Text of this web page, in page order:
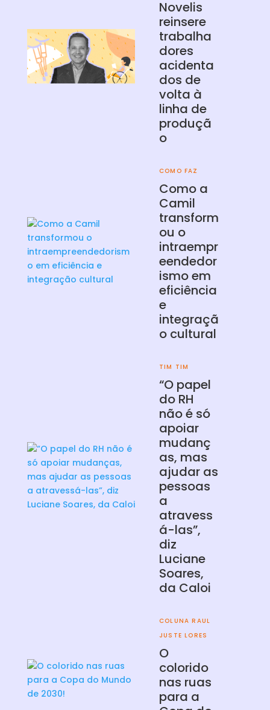
Novelis
reinsere
trabalha
dores
acidenta
dos de
volta à
linha de
produçã
o
Como a
Camil
transform
ou o
intraempr
eendedor
ismo em
eficiência
e
integraçã
o cultural
COMO FAZ
“O papel
do RH
não é só
apoiar
mudanç
as, mas
ajudar as
pessoas
a
atravess
á-las”,
diz
Luciane
Soares,
da Caloi
TIM TIM
O
colorido
nas ruas
para a
COLUNA RAUL
JUSTE LORES